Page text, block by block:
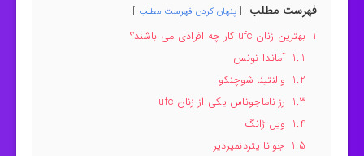
فهرست مطلب پنهان کردن فهرست مطلب
1 بهترین زنان ufc کار چه افرادی می باشند؟
1.1 آماندا نونس
1.2 والنتینا شوچنکو
1.3 رز ناماجوناس یکی از زنان ufc
1.4 ویل ژانگ
1.5 جوانا یتردنمیردیر